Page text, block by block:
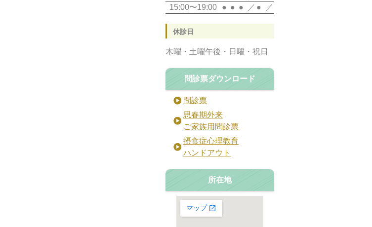
15:00〜19:00
● ● ● ／ ● ／
休診日
木曜・土曜午後・日曜・祝日
問診票ダウンロード
問診票
思春期外来
ご家族用問診票
摂食症心理教育
ハンドアウト
所在地